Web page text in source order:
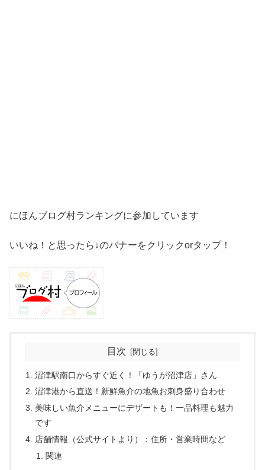
にほんブログ村ランキングに参加しています
いいね！と思ったら↓のバナーをクリックorタップ！
目次
沼津駅南口からすぐ近く！「ゆうが沼津店」さん
沼津港から直送！新鮮魚介の地魚お刺身盛り合わせ
美味しい魚介メニューにデザートも！一品料理も魅力
です
店舗情報（公式サイトより）：住所・営業時間など
関連